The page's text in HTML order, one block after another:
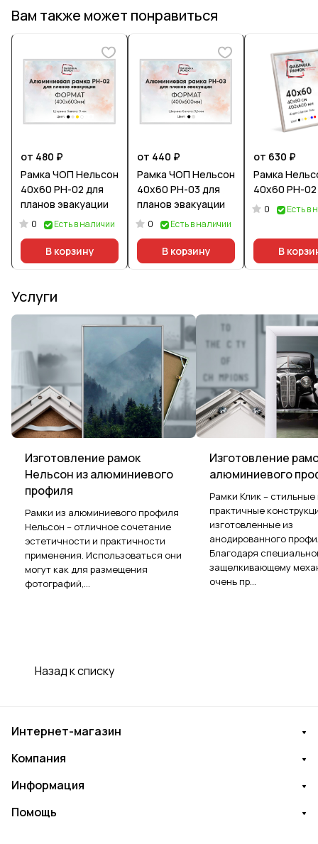
Вам также может понравиться
от 480 ₽
Рамка ЧОП Нельсон
40х60 РН-02 для
планов эвакуации
0 Есть в наличии
В корзину
от 440 ₽
Рамка ЧОП Нельсон
40х60 РН-03 для
планов эвакуации
0 Есть в наличии
В корзину
от 630 ₽
Рамка
40х60 РН-
0 Есть в
В
Услуги
Изготовление рамок
Нельсон из алюминиевого
профиля
Рамки из алюминиевого профиля
Нельсон – отличное сочетание
эстетичности и практичности
применения. Использоваться они
могут как для размещения
фотографий,...
Изготовление
алюминиевого
Рамки Клик – стильные
практичные
изготовленные из
анодированного
Благодаря
защелкивающему
очень пр...
Назад к списку
Интернет-магазин
Компания
Информация
Помощь